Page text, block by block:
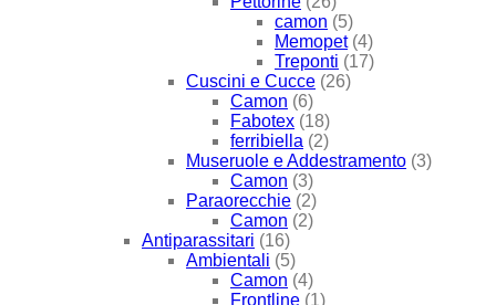
camon (5)
Memopet (4)
Treponti (17)
Cuscini e Cucce (26)
Camon (6)
Fabotex (18)
ferribiella (2)
Museruole e Addestramento (3)
Camon (3)
Paraorecchie (2)
Camon (2)
Antiparassitari (16)
Ambientali (5)
Camon (4)
Frontline (1)